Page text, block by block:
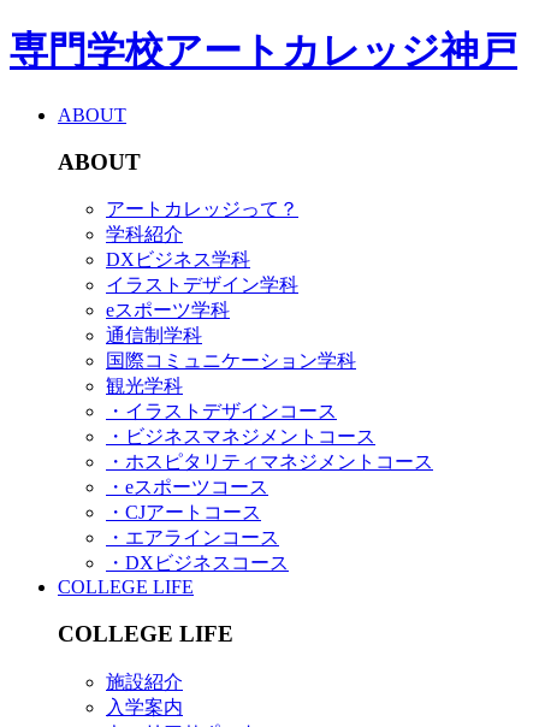
専門学校アートカレッジ神戸
ABOUT
ABOUT
アートカレッジって？
学科紹介
DXビジネス学科
イラストデザイン学科
eスポーツ学科
通信制学科
国際コミュニケーション学科
観光学科
・イラストデザインコース
・ビジネスマネジメントコース
・ホスピタリティマネジメントコース
・eスポーツコース
・CJアートコース
・エアラインコース
・DXビジネスコース
COLLEGE LIFE
COLLEGE LIFE
施設紹介
入学案内